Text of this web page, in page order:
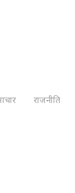
राजनीति